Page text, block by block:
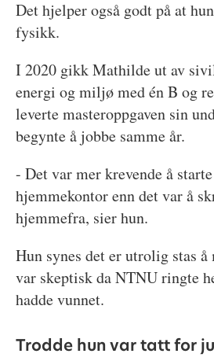
Det hjelper også godt på at
fysikk.
I 2020 gikk Mathilde ut av
energi og miljø med én B og
leverte masteroppgaven sin
begynte å jobbe samme år.
- Det var mer krevende å
hjemmekontor enn det var å
hjemmefra, sier hun.
Hun synes det er utrolig stas
var skeptisk da NTNU ringte
hadde vunnet.
Trodde hun var tatt for